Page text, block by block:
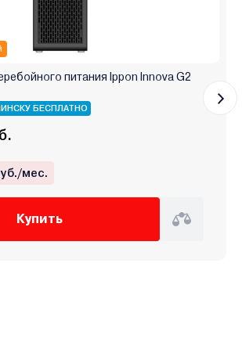
питания Ippon Innova G2
БЕСПЛАТНО
мес.
Купить